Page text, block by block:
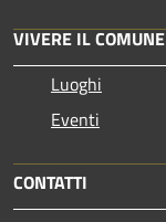
VIVERE IL COMUNE
Luoghi
Eventi
CONTATTI